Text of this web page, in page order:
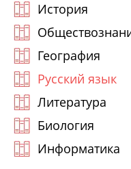
История
География
Русский язык
Литература
Биология
Информатика